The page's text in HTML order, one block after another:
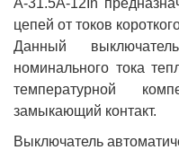
А-31.5А-12In
цепей от токов
Данный
номинального тока
температурной
замыкающий контакт.
Выключатель